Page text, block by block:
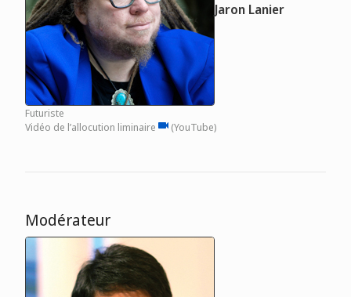
Jaron Lanier
Futuriste
Vidéo de l’allocution liminaire video (YouTube)
Modérateur